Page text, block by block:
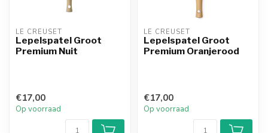
LE CREUSET
Lepelspatel Groot
Premium Nuit
€17,00
Op voorraad
LE CREUSET
Lepelspatel Groot
Premium Oranjerood
€17,00
Op voorraad